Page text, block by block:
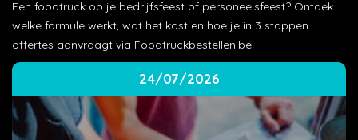
Een foodtruck op je bedrijfsfeest of personeelsfeest? Ontdek
welke formule werkt, wat het kost en hoe je in 3 stappen
offertes aanvraagt via Foodtruckbestellen.be.
24/07/2026